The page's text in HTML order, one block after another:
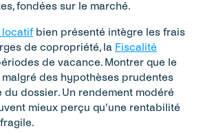
fondées sur le marché.
locatif bien présenté intègre les frais
de copropriété, la Fiscalité
de vacance. Montrer que le
des hypothèses prudentes
dossier. Un rendement modéré
mieux perçu qu’une rentabilité